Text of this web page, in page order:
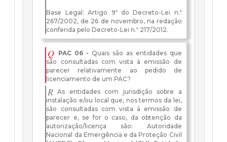
Base Legal: Artigo 9º do Decreto-Lei n.º
267/2002, de 26 de novembro, na redação
conferida pelo Decreto-Lei n.º 217/2012.
Q PAC 06 - Quais são as entidades que
são consultadas com vista à emissão de
parecer relativamente ao pedido de
licenciamento de um PAC?
R As entidades com jurisdição sobre a
instalação e/ou local que, nos termos da lei,
são consultadas com vista à emissão de
parecer e, se for o caso, da obtenção da
autorização/licença são: Autoridade
Nacional da Emergência e da Proteção Civil